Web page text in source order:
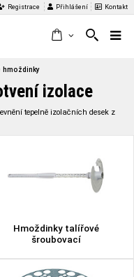
Registrace Přihlášení Kontakt
hmoždinky
izolace
tepelně izolačních desek z
Hmoždinky talířové
šroubovací